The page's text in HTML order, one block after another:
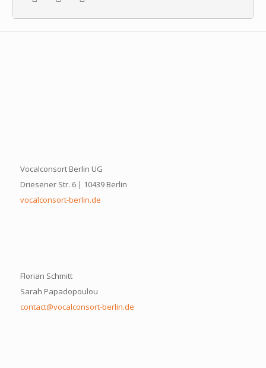
Vocalconsort Berlin UG
Driesener Str. 6 | 10439 Berlin
vocalconsort-berlin.de
Florian Schmitt
Sarah Papadopoulou
contact@vocalconsort-berlin.de